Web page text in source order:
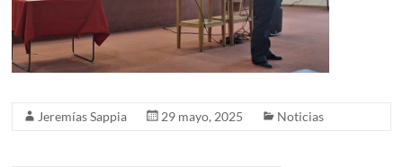
Jeremías Sappia 29 mayo, 2025 Noticias